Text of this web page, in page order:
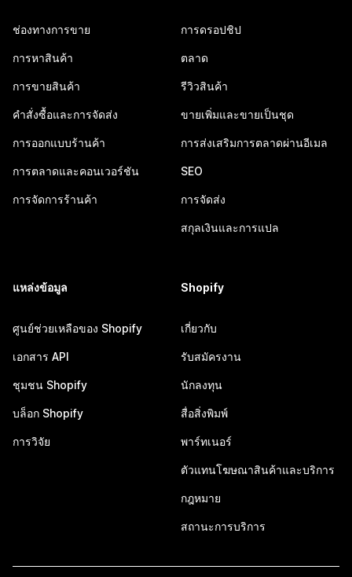
ช่องทางการขาย
การหาสินค้า
การขายสินค้า
คำสั่งซื้อและการจัดส่ง
การออกแบบร้านค้า
การตลาดและคอนเวอร์ชัน
การจัดการร้านค้า
การดรอปชิป
ตลาด
รีวิวสินค้า
ขายเพิ่มและขายเป็นชุด
การส่งเสริมการตลาดผ่านอีเมล
SEO
การจัดส่ง
สกุลเงินและการแปล
แหล่งข้อมูล
ศูนย์ช่วยเหลือของ Shopify
เอกสาร API
ชุมชน Shopify
บล็อก Shopify
การวิจัย
Shopify
เกี่ยวกับ
รับสมัครงาน
นักลงทุน
สื่อสิ่งพิมพ์
พาร์ทเนอร์
ตัวแทนโฆษณาสินค้าและบริการ
กฎหมาย
สถานะการบริการ